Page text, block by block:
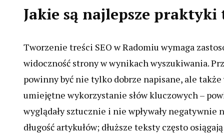
Jakie są najlepsze
Tworzenie treści SEO w Radomiu wymaga
widoczność strony w wynikach wyszukiwania.
powinny być nie tylko dobrze napisane, ale
umiejętne wykorzystanie słów kluczowych –
wyglądały sztucznie i nie wpływały negatywnie
długość artykułów; dłuższe teksty często